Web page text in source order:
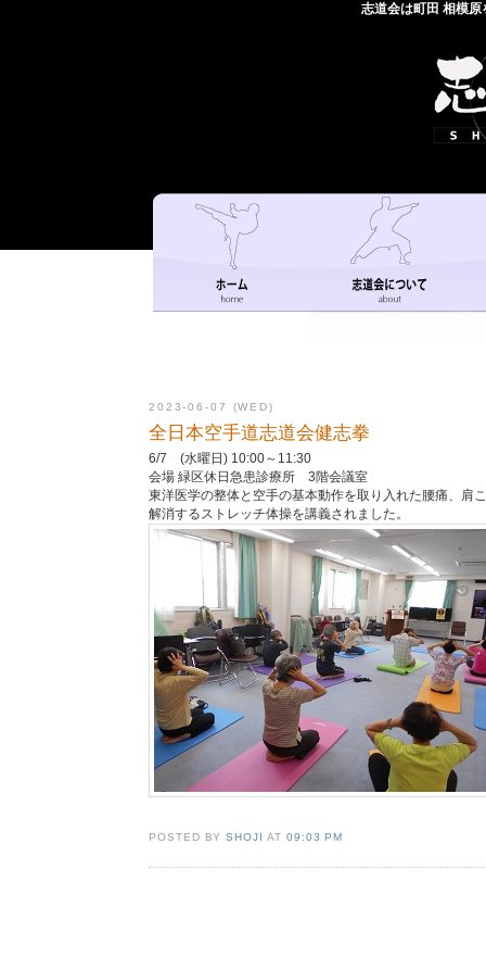
志道会は町田 相模
2023-06-07 (WED)
全日本空手道志道会健志拳
6/7 (水曜日) 10:00～11:30
会場 緑区休日急患診療所 3階会議室
東洋医学の整体と空手の基本動作を取り入れた腰痛、肩
解消するストレッチ体操を講義されました。
POSTED BYSHOJI AT 09:03 PM